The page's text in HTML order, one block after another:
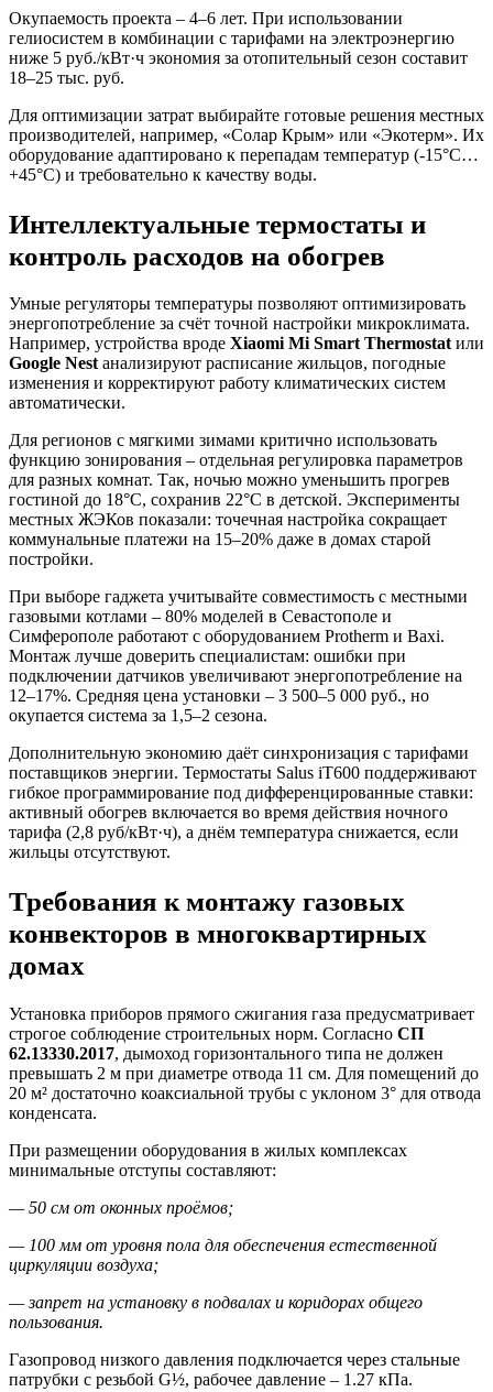
Окупаемость проекта – 4–6 лет. При использовании
гелиосистем в комбинации с тарифами на электроэнергию
ниже 5 руб./кВт·ч экономия за отопительный сезон составит
18–25 тыс. руб.
Для оптимизации затрат выбирайте готовые решения местных
производителей, например, «Солар Крым» или «Экотерм». Их
оборудование адаптировано к перепадам температур (-15°C…
+45°C) и требовательно к качеству воды.
Интеллектуальные термостаты и
контроль расходов на обогрев
Умные регуляторы температуры позволяют оптимизировать
энергопотребление за счёт точной настройки микроклимата.
Например, устройства вроде Xiaomi Mi Smart Thermostatили
Google Nestанализируют расписание жильцов, погодные
изменения и корректируют работу климатических систем
автоматически.
Для регионов с мягкими зимами критично использовать
функцию зонирования – отдельная регулировка параметров
для разных комнат. Так, ночью можно уменьшить прогрев
гостиной до 18°C, сохранив 22°C в детской. Эксперименты
местных ЖЭКов показали: точечная настройка сокращает
коммунальные платежи на 15–20% даже в домах старой
постройки.
При выборе гаджета учитывайте совместимость с местными
газовыми котлами – 80% моделей в Севастополе и
Симферополе работают с оборудованием Protherm и Baxi.
Монтаж лучше доверить специалистам: ошибки при
подключении датчиков увеличивают энергопотребление на
12–17%. Средняя цена установки – 3 500–5 000 руб., но
окупается система за 1,5–2 сезона.
Дополнительную экономию даёт синхронизация с тарифами
поставщиков энергии. Термостаты Salus iT600 поддерживают
гибкое программирование под дифференцированные ставки:
активный обогрев включается во время действия ночного
тарифа (2,8 руб/кВт·ч), а днём температура снижается, если
жильцы отсутствуют.
Требования к монтажу газовых
конвекторов в многоквартирных
домах
Установка приборов прямого сжигания газа предусматривает
строгое соблюдение строительных норм. Согласно СП
62.13330.2017, дымоход горизонтального типа не должен
превышать 2 м при диаметре отвода 11 см. Для помещений до
20 м² достаточно коаксиальной трубы с уклоном 3° для отвода
конденсата.
При размещении оборудования в жилых комплексах
минимальные отступы составляют:
— 50 см от оконных проёмов;
— 100 мм от уровня пола для обеспечения естественной
циркуляции воздуха;
— запрет на установку в подвалах и коридорах общего
пользования.
Газопровод низкого давления подключается через стальные
патрубки с резьбой G½, рабочее давление – 1.27 кПа.